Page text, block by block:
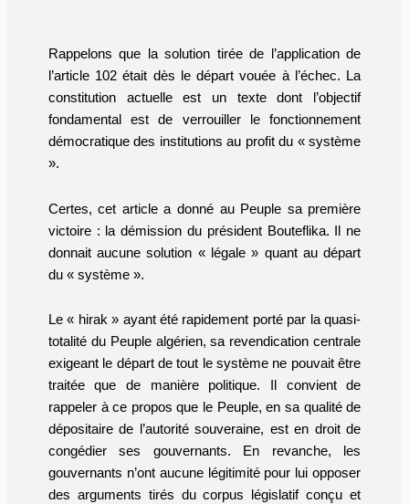
Rappelons que la solution tirée de l’application de
l’article 102 était dès le départ vouée à l’échec. La
constitution actuelle est un texte dont l’objectif
fondamental est de verrouiller le fonctionnement
démocratique des institutions au profit du « système
».
Certes, cet article a donné au Peuple sa première
victoire : la démission du président Bouteflika. Il ne
donnait aucune solution « légale » quant au départ
du « système ».
Le « hirak » ayant été rapidement porté par la quasi-
totalité du Peuple algérien, sa revendication centrale
exigeant le départ de tout le système ne pouvait être
traitée que de manière politique. Il convient de
rappeler à ce propos que le Peuple, en sa qualité de
dépositaire de l’autorité souveraine, est en droit de
congédier ses gouvernants. En revanche, les
gouvernants n’ont aucune légitimité pour lui opposer
des arguments tirés du corpus législatif conçu et